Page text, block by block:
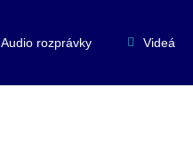
Audio rozprávky Videá